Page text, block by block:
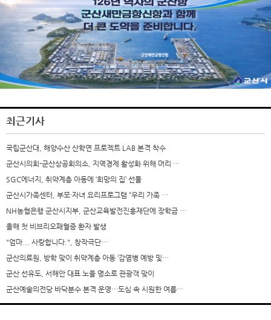
최근기사
국립군산대, 해양수산 산학연 프로젝트 LAB 본격 착수
군산시의회-군산상공회의소, 지역경제 활성화 위해 머리 …
SGC에너지, 취약계층 아동에 ‘희망의 집’ 선물
군산시가족센터, 부모·자녀 요리프로그램 “우리 가족 …
NH농협은행 군산시지부, 군산교육발전진흥재단에 장학금 …
올해 첫 비브리오패혈증 환자 발생
"엄마... 사랑합니다.", 창작극단…
군산의료원, 방학 맞이 취약계층 아동 ‘감염병 예방 및…
군산 선유도, 서해안 대표 노을 명소로 관광객 맞이
군산예술의전당 바닥분수 본격 운영…도심 속 시원한 여름…